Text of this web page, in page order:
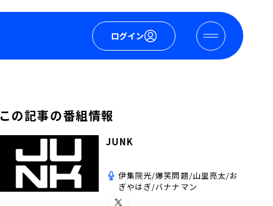
ログイン
この記事の番組情報
JUNK
伊集院光/爆笑問題/山里亮太/お
ぎやはぎ/バナナマン